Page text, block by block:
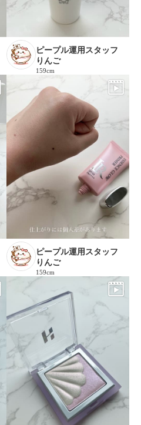
ピープル運用スタッフ
りんご
159cm
ピープル運用スタッフ
りんご
159cm